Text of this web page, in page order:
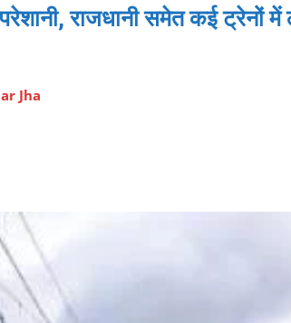
राजधानी समेत कई ट्रेनों
Jha